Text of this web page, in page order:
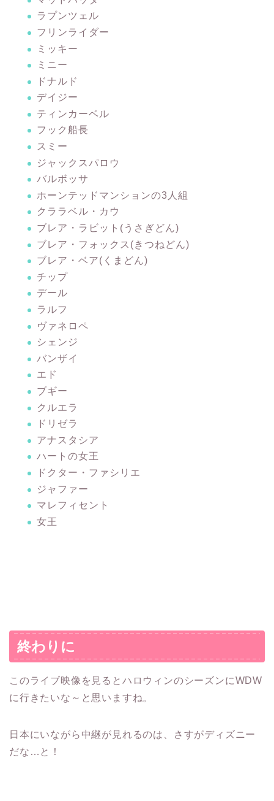
ラプンツェル
フリンライダー
ミッキー
ミニー
ドナルド
デイジー
ティンカーベル
フック船長
スミー
ジャックスパロウ
バルボッサ
ホーンテッドマンションの3人組
クララベル・カウ
ブレア・ラビット(うさぎどん)
ブレア・フォックス(きつねどん)
ブレア・ベア(くまどん)
チップ
デール
ラルフ
ヴァネロペ
シェンジ
バンザイ
エド
ブギー
クルエラ
ドリゼラ
アナスタシア
ハートの女王
ドクター・ファシリエ
ジャファー
マレフィセント
女王
終わりに
このライブ映像を見るとハロウィンのシーズンにWDW
に行きたいな～と思いますね。
日本にいながら中継が見れるのは、さすがディズニー
だな…と！